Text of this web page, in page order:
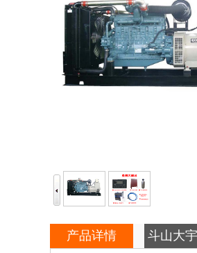
产品详情 斗山大